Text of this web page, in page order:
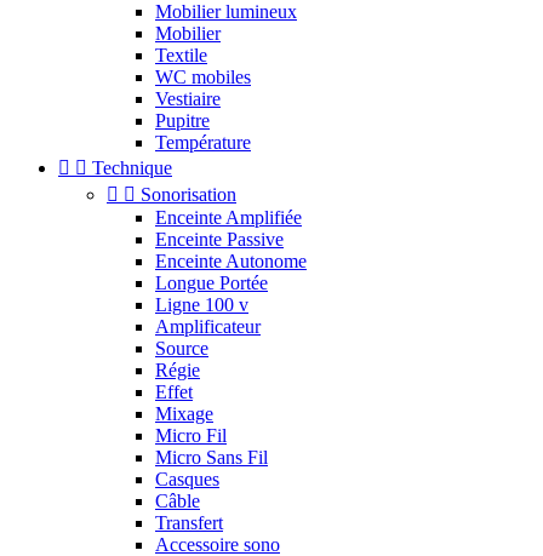
Mobilier lumineux
Mobilier
Textile
WC mobiles
Vestiaire
Pupitre
Température
  Technique
  Sonorisation
Enceinte Amplifiée
Enceinte Passive
Enceinte Autonome
Longue Portée
Ligne 100 v
Amplificateur
Source
Régie
Effet
Mixage
Micro Fil
Micro Sans Fil
Casques
Câble
Transfert
Accessoire sono